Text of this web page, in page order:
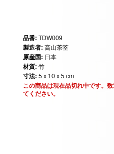
品番: TDW009
製造者: 高山茶筌
原産国: 日本
材質: 竹
寸法: 5 x 10 x 5 cm
この商品は現在品切れ中です。
てください。